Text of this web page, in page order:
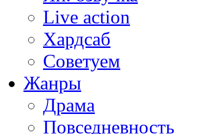
Live action
Хардсаб
Советуем
Жанры
Драма
Повседневность